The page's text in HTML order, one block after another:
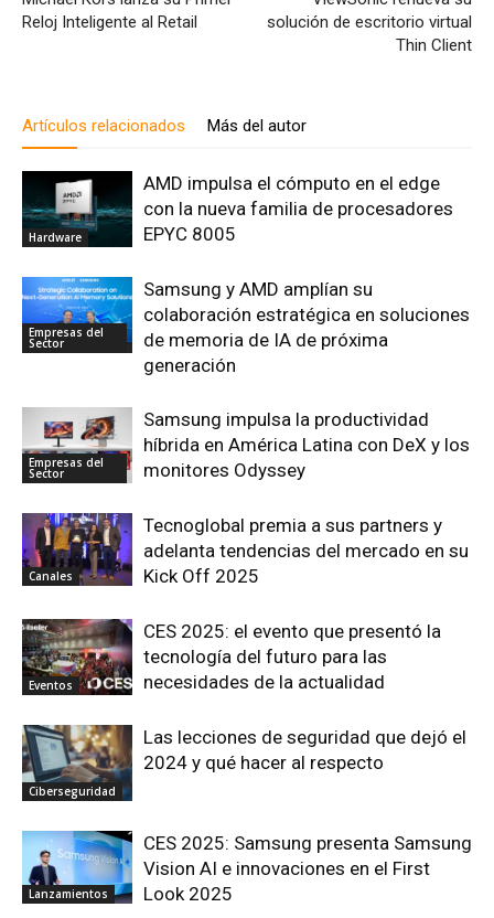
Reloj Inteligente al Retail
solución de escritorio virtual
Thin Client
Artículos relacionados Más del autor
Hardware
AMD impulsa el cómputo en el edge
con la nueva familia de procesadores
EPYC 8005
Empresas del
Sector
Samsung y AMD amplían su
colaboración estratégica en soluciones
de memoria de IA de próxima
generación
Empresas del
Sector
Samsung impulsa la productividad
híbrida en América Latina con DeX y los
monitores Odyssey
Canales
Tecnoglobal premia a sus partners y
adelanta tendencias del mercado en su
Kick Off 2025
Eventos
CES 2025: el evento que presentó la
tecnología del futuro para las
necesidades de la actualidad
Ciberseguridad
Las lecciones de seguridad que dejó el
2024 y qué hacer al respecto
Lanzamientos
CES 2025: Samsung presenta Samsung
Vision AI e innovaciones en el First
Look 2025